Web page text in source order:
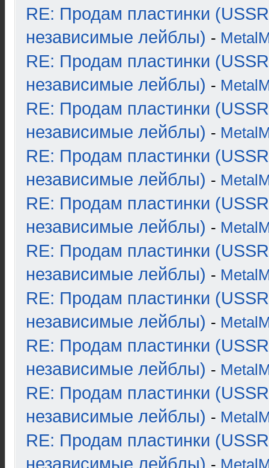
RE: Продам пластинки
независимые лейблы) -
RE: Продам пластинки
независимые лейблы) -
RE: Продам пластинки
независимые лейблы) -
RE: Продам пластинки
независимые лейблы) -
RE: Продам пластинки
независимые лейблы) -
RE: Продам пластинки
независимые лейблы) -
RE: Продам пластинки
независимые лейблы) -
RE: Продам пластинки
независимые лейблы) -
RE: Продам пластинки
независимые лейблы) -
RE: Продам пластинки
независимые лейблы) -